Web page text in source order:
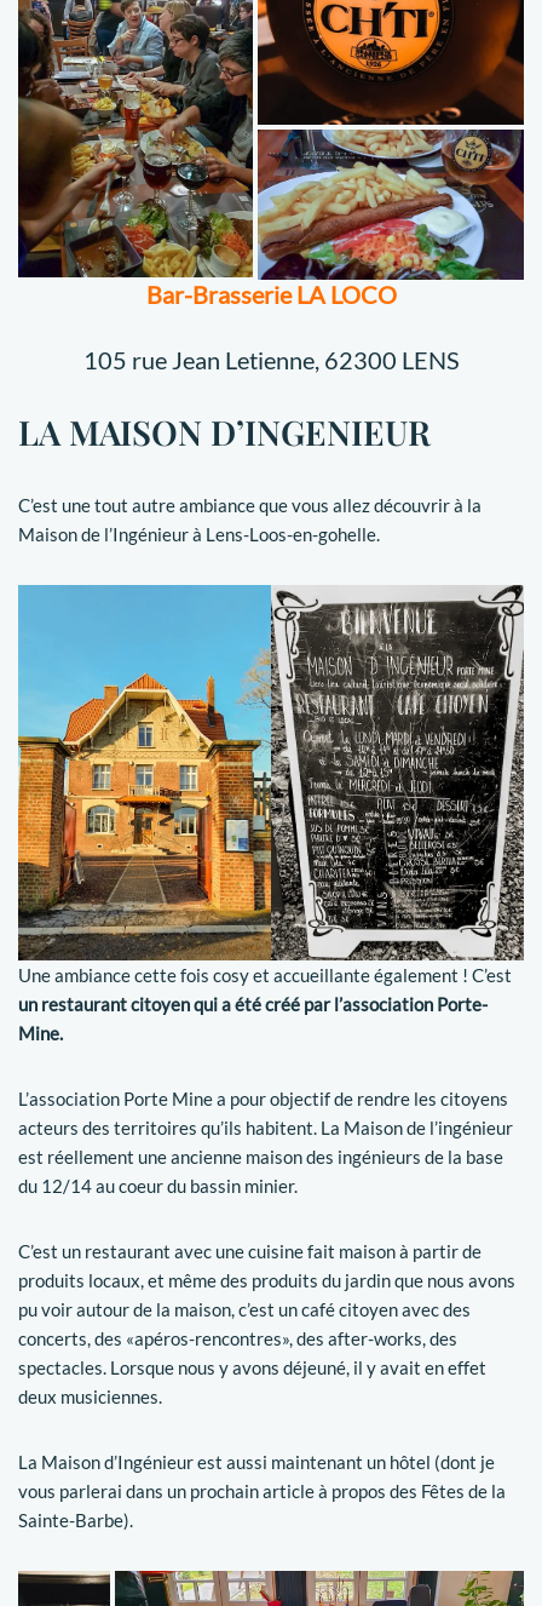
Bar-Brasserie LA LOCO
105 rue Jean Letienne, 62300 LENS
LA MAISON D’INGENIEUR
C’est une tout autre ambiance que vous allez découvrir à la
Maison de l’Ingénieur à Lens-Loos-en-gohelle.
Une ambiance cette fois cosy et accueillante également ! C’est
un restaurant citoyen qui a été créé par l’association Porte-
Mine.
L’association Porte Mine a pour objectif de rendre les citoyens
acteurs des territoires qu’ils habitent. La Maison de l’ingénieur
est réellement une ancienne maison des ingénieurs de la base
du 12/14 au coeur du bassin minier.
C’est un restaurant avec une cuisine fait maison à partir de
produits locaux, et même des produits du jardin que nous avons
pu voir autour de la maison, c’est un café citoyen avec des
concerts, des «apéros-rencontres», des after-works, des
spectacles. Lorsque nous y avons déjeuné, il y avait en effet
deux musiciennes.
La Maison d’Ingénieur est aussi maintenant un hôtel (dont je
vous parlerai dans un prochain article à propos des Fêtes de la
Sainte-Barbe).